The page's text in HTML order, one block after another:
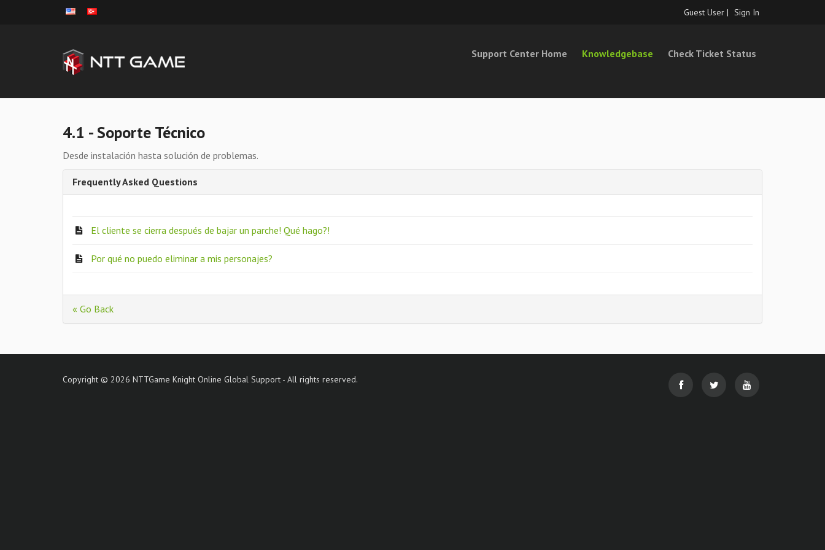
Guest User | Sign In
Support Center Home Knowledgebase Check Ticket Status
4.1 - Soporte Técnico
Desde instalación hasta solución de problemas.
Frequently Asked Questions
El cliente se cierra después de bajar un parche! Qué hago?!
Por qué no puedo eliminar a mis personajes?
« Go Back
Copyright © 2026 NTTGame Knight Online Global Support - All rights reserved.